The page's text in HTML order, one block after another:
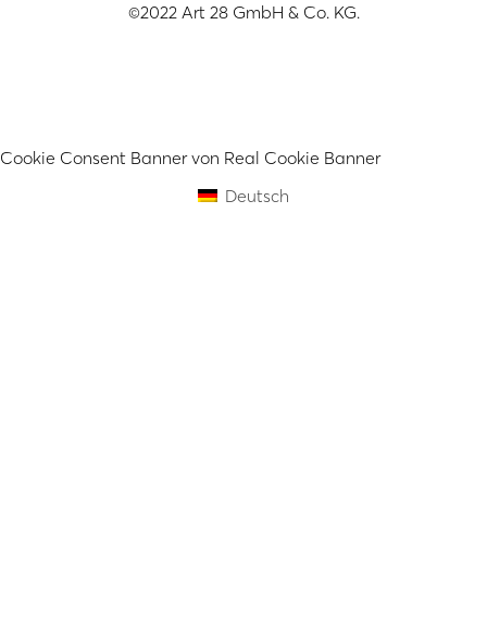
©2022 Art 28 GmbH & Co. KG.
Cookie Consent Banner von Real Cookie Banner
Deutsch